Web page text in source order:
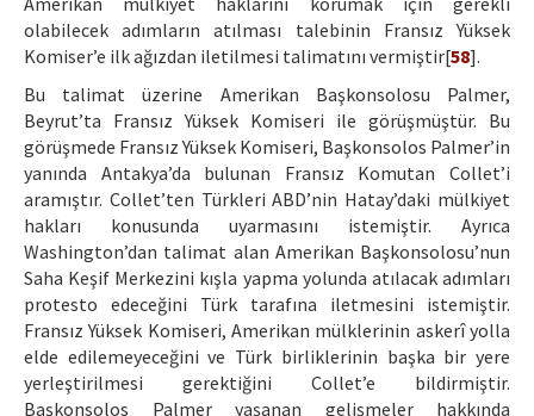
olabilecek adımların atılması talebinin Fransız Yüksek
Komiser’e ilk ağızdan iletilmesi talimatını vermiştir[58].
Bu talimat üzerine Amerikan Başkonsolosu Palmer,
Beyrut’ta Fransız Yüksek Komiseri ile görüşmüştür. Bu
görüşmede Fransız Yüksek Komiseri, Başkonsolos Palmer’in
yanında Antakya’da bulunan Fransız Komutan Collet’i
aramıştır. Collet’ten Türkleri ABD’nin Hatay’daki mülkiyet
hakları konusunda uyarmasını istemiştir. Ayrıca
Washington’dan talimat alan Amerikan Başkonsolosu’nun
Saha Keşif Merkezini kışla yapma yolunda atılacak adımları
protesto edeceğini Türk tarafına iletmesini istemiştir.
Fransız Yüksek Komiseri, Amerikan mülklerinin askerî yolla
elde edilemeyeceğini ve Türk birliklerinin başka bir yere
yerleştirilmesi gerektiğini Collet’e bildirmiştir.
Başkonsolos Palmer yaşanan gelişmeler hakkında